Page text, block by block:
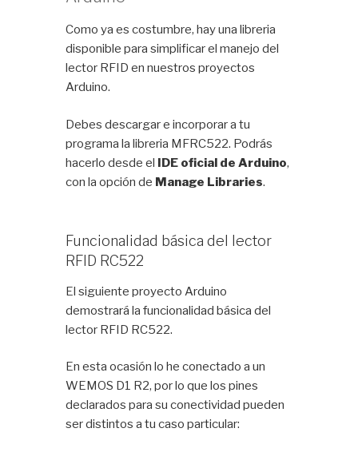
Como ya es costumbre, hay una libreria
disponible para simplificar el manejo del
lector RFID en nuestros proyectos
Arduino.
Debes descargar e incorporar a tu
programa la libreria MFRC522. Podrás
hacerlo desde el IDE oficial de Arduino,
con la opción de Manage Libraries.
Funcionalidad básica del lector
RFID RC522
El siguiente proyecto Arduino
demostrará la funcionalidad básica del
lector RFID RC522.
En esta ocasión lo he conectado a un
WEMOS D1 R2, por lo que los pines
declarados para su conectividad pueden
ser distintos a tu caso particular: